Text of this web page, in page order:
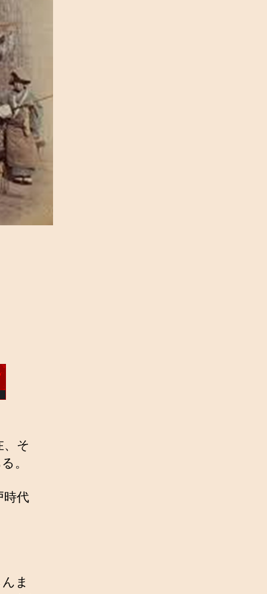
そ
。
時代
ま